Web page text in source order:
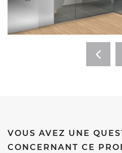
VOUS AVEZ UNE
CONCERNANT CE